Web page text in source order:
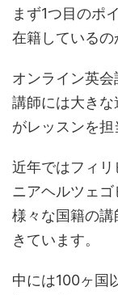
まず1つ目のポ
在籍しているの
オンライン英
講師には大き
がレッスンを担
近年ではフィ
ニアヘルツェ
様々な国籍の
きています。
中には100ヶ国